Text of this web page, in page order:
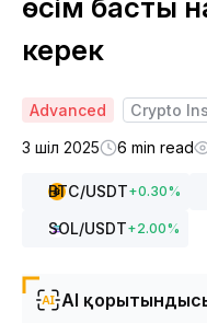
өсім басты
керек
Advanced
Crypto
3 шіл 2025
6 min read
BTC/USDT+0.30%
SOL/USDT+2.00%
AI